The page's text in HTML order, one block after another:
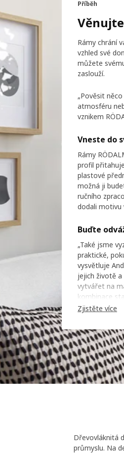
Příběh
Rámy chrání
vzhled své
můžete
zaslouží.
„Pověsit
atmosféru
vznikem
Vneste do
Rámy
profil
plastové
možná ji
ručního
dodali motivu
Buďte
„Také jsme
praktické,
vysvětluje
jejich životě
vytvářet na
kombinace
RÖDALM.“
umístíte něco,
Zjistěte více
Dřevovláknitá
průmyslu. Na